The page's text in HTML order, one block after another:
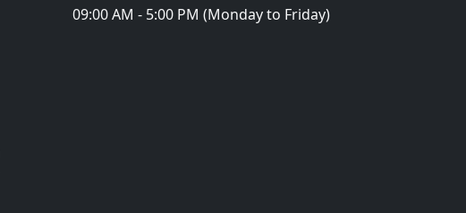
09:00 AM - 5:00 PM (Monday to Friday)